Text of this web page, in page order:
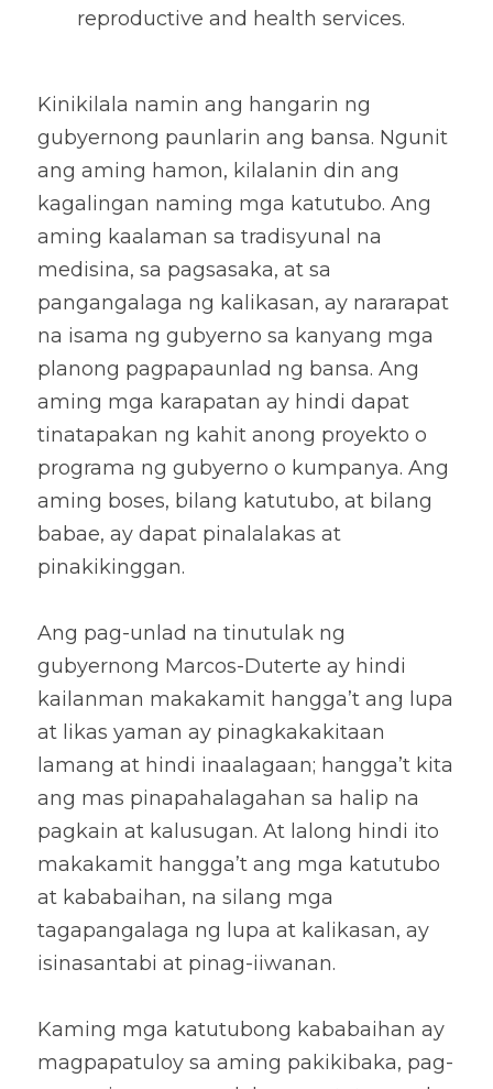
reproductive and health services.
Kinikilala namin ang hangarin ng
gubyernong paunlarin ang bansa. Ngunit
ang aming hamon, kilalanin din ang
kagalingan naming mga katutubo. Ang
aming kaalaman sa tradisyunal na
medisina, sa pagsasaka, at sa
pangangalaga ng kalikasan, ay nararapat
na isama ng gubyerno sa kanyang mga
planong pagpapaunlad ng bansa. Ang
aming mga karapatan ay hindi dapat
tinatapakan ng kahit anong proyekto o
programa ng gubyerno o kumpanya. Ang
aming boses, bilang katutubo, at bilang
babae, ay dapat pinalalakas at
pinakikinggan.
Ang pag-unlad na tinutulak ng
gubyernong Marcos-Duterte ay hindi
kailanman makakamit hangga’t ang lupa
at likas yaman ay pinagkakakitaan
lamang at hindi inaalagaan; hangga’t kita
ang mas pinapahalagahan sa halip na
pagkain at kalusugan. At lalong hindi ito
makakamit hangga’t ang mga katutubo
at kababaihan, na silang mga
tagapangalaga ng lupa at kalikasan, ay
isinasantabi at pinag-iiwanan.
Kaming mga katutubong kababaihan ay
magpapatuloy sa aming pakikibaka, pag-